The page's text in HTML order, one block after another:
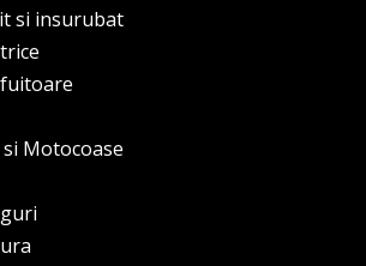
si insurubat
Motocoase